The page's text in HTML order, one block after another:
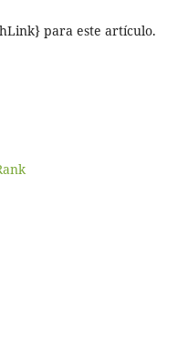
para este artículo.